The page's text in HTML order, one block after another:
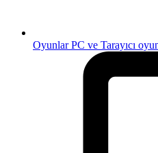
OyunlarPC ve Tarayıcı